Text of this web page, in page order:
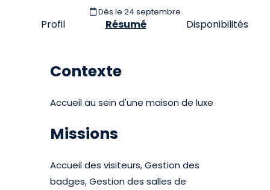
Dès le 24 septembre
Profil Résumé Disponibilités
Contexte
Accueil au sein d'une maison de luxe
Missions
Accueil des visiteurs, Gestion des
badges, Gestion des salles de